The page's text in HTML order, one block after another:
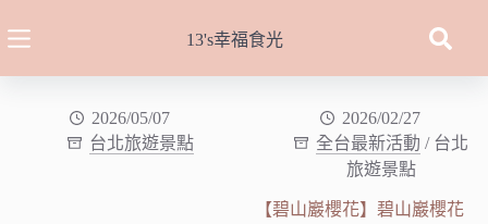
至
13's幸福食光
2026/05/07
台北旅遊景點
2026/02/27
全台最新活動 / 台北
旅遊景點
【碧山巖櫻花】碧山巖櫻花